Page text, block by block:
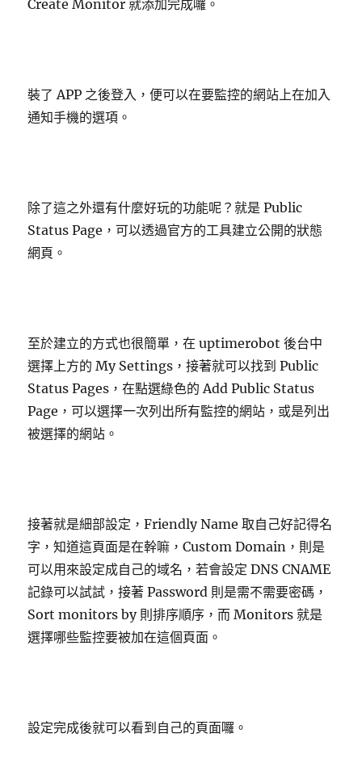
Create Monitor 就添加完成囉。
裝了 APP 之後登入，便可以在要監控的網站上在加入
通知手機的選項。
除了這之外還有什麼好玩的功能呢？就是 Public
Status Page，可以透過官方的工具建立公開的狀態
網頁。
至於建立的方式也很簡單，在 uptimerobot 後台中
選擇上方的 My Settings，接著就可以找到 Public
Status Pages，在點選綠色的 Add Public Status
Page，可以選擇一次列出所有監控的網站，或是列出
被選擇的網站。
接著就是細部設定，Friendly Name 取自己好記得名
字，知道這頁面是在幹嘛，Custom Domain，則是
可以用來設定成自己的域名，若會設定 DNS CNAME
記錄可以試試，接著 Password 則是需不需要密碼，
Sort monitors by 則排序順序，而 Monitors 就是
選擇哪些監控要被加在這個頁面。
設定完成後就可以看到自己的頁面囉。